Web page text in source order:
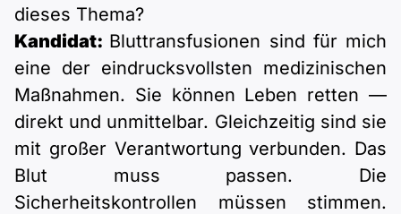
dieses Thema?
Kandidat: Bluttransfusionen sind für mich
eine der eindrucksvollsten medizinischen
Maßnahmen. Sie können Leben retten —
direkt und unmittelbar. Gleichzeitig sind sie
mit großer Verantwortung verbunden. Das
Blut muss passen. Die
Sicherheitskontrollen müssen stimmen.